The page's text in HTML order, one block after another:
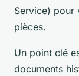
Service) pour
pièces.
Un point clé
documents